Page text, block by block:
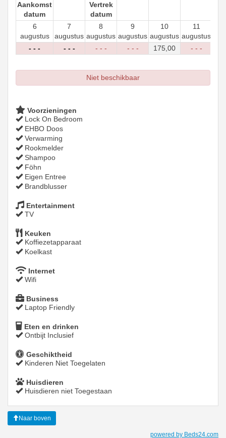
Aankomst
datum
Vertrek
datum
6
augustus
7
augustus
8
augustus
9
augustus
10
augustus
11
augustus
- - -
- - - - - - - - - 175 ,00 - - -
Niet beschikbaar
Voorzieningen
Lock On Bedroom
EHBO Doos
Verwarming
Rookmelder
Shampoo
Föhn
Eigen Entree
Brandblusser
Entertainment
TV
Keuken
Koffiezetapparaat
Koelkast
Internet
Wifi
Business
Laptop Friendly
Eten en drinken
Ontbijt Inclusief
Geschiktheid
Kinderen Niet Toegelaten
Huisdieren
Huisdieren niet Toegestaan
Naar boven
powered by Beds24.com